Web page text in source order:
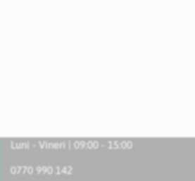
Luni - Vineri | 09:00 - 15:00
0770 990 142